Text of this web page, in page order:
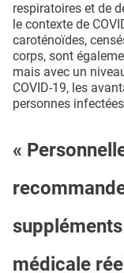
respiratoires et de
le contexte de
caroténoïdes,
corps, sont
mais avec un
COVID-19, les
personnes
«
médicale